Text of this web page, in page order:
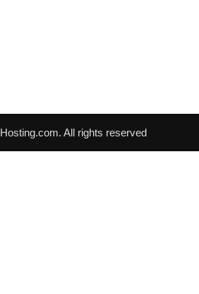
All rights reserved